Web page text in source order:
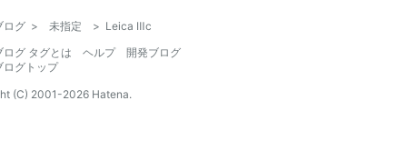
ログ > 未指定 > Leica Ⅲc
ログ タグとは
ヘルプ
開発ブログ
ログトップ
(C) 2001-2026 Hatena.